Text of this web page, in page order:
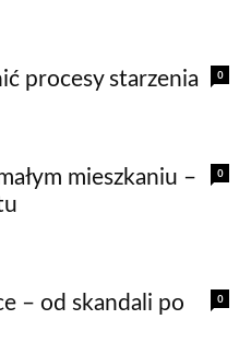
0
procesy starzenia
0
mieszkaniu –
0
– od skandali po